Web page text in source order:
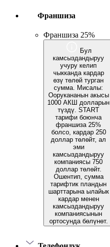
Франшиза
Франшиза 25%
Бул
камсыздандыруу
учуру келип
чыкканда кардар
өзү төлөй турган
сумма. Мисалы:
Оорукананын акысы
1000 АКШ долларын
түздү. START
тарифи боюнча
франшиза 25%
болсо, кардар 250
доллар төлөйт, ал
эми
камсыздандыруу
компаниясы 750
доллар төлөйт.
Ошентип, сумма
тарифтик пландын
шарттарына ылайык
кардар менен
камсыздандыруу
компаниясынын
ортосунда бөлүнөт.